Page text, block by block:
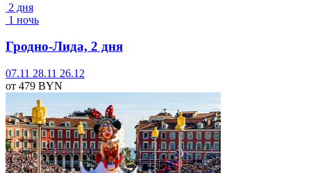
2 дня
1 ночь
Гродно-Лида, 2 дня
07.11 28.11 26.12
от 479 BYN